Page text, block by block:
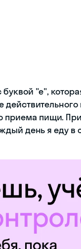
"е",
пищи.
день я еду в